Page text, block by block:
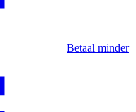
Betaal minder